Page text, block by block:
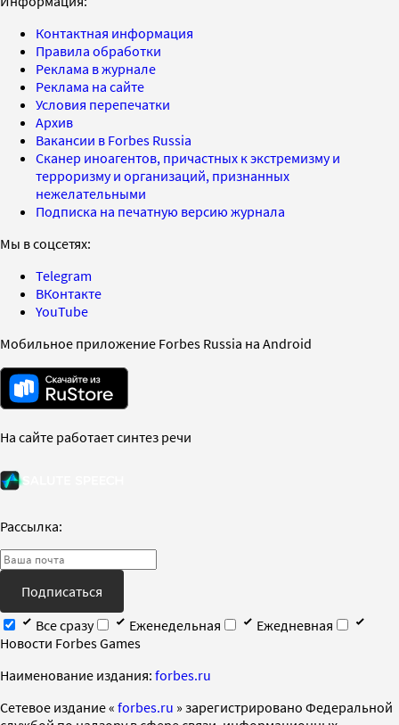
Контактная информация
Правила обработки
Реклама в журнале
Реклама на сайте
Условия перепечатки
Архив
Вакансии в Forbes Russia
Сканер иноагентов, причастных к экстремизму и
терроризму и организаций, признанных
нежелательными
Подписка на печатную версию журнала
Мы в соцсетях:
Telegram
ВКонтакте
YouTube
Мобильное приложение Forbes Russia на Android
На сайте работает синтез речи
Рассылка:
Подписаться
Все сразу
Еженедельная
Ежедневная
Новости Forbes Games
Наименование издания: forbes.ru
Cетевое издание « forbes.ru » зарегистрировано Федеральной